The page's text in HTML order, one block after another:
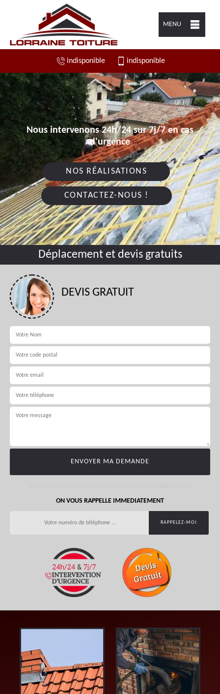
MENU
indisponible indisponible
Nous intervenons 24h/24 sur 7j/7 en cas
d'urgence
NOS RÉALISATIONS
CONTACTEZ-NOUS !
Déplacement et devis gratuits
DEVIS GRATUIT
ON VOUS RAPPELLE IMMEDIATEMENT